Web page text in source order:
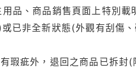
品、商品銷售頁面上特別
已非全新狀態(外觀有刮傷
瑕疵外，退回之商品已拆